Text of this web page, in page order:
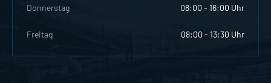
Donnerstag 08:00 - 16:00 Uhr
Freitag 08:00 - 13:30 Uhr